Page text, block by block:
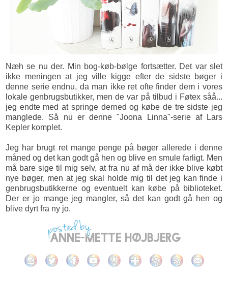
Næh se nu der. Min bog-køb-bølge fortsætter. Det var slet
ikke meningen at jeg ville kigge efter de sidste bøger i
denne serie endnu, da man ikke ret ofte finder dem i vores
lokale genbrugsbutikker, men de var på tilbud i Føtex såå...
jeg endte med at springe derned og købe de tre sidste jeg
manglede. Så nu er denne "Joona Linna"-serie af Lars
Kepler komplet.
Jeg har brugt ret mange penge på bøger allerede i denne
måned og det kan godt gå hen og blive en smule farligt. Men
må bare sige til mig selv, at fra nu af må der ikke blive købt
nye bøger, men at jeg skal holde mig til det jeg kan finde i
genbrugsbutikkerne og eventuelt kan købe på biblioteket.
Der er jo mange jeg mangler, så det kan godt gå hen og
blive dyrt fra ny jo.